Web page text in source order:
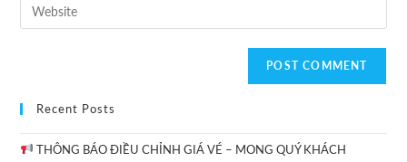
Recent Posts
THÔNG BÁO ĐIỀU CHỈNH GIÁ VÉ – MONG QUÝ KHÁCH